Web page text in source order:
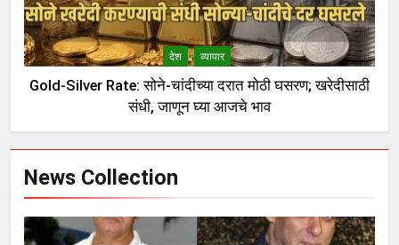
देश व्यापार
Gold-Silver Rate: सोने-चांदीच्या दरात मोठी घसरण; खरेदीसाठी
संधी, जाणून घ्या आजचे भाव
News Collection